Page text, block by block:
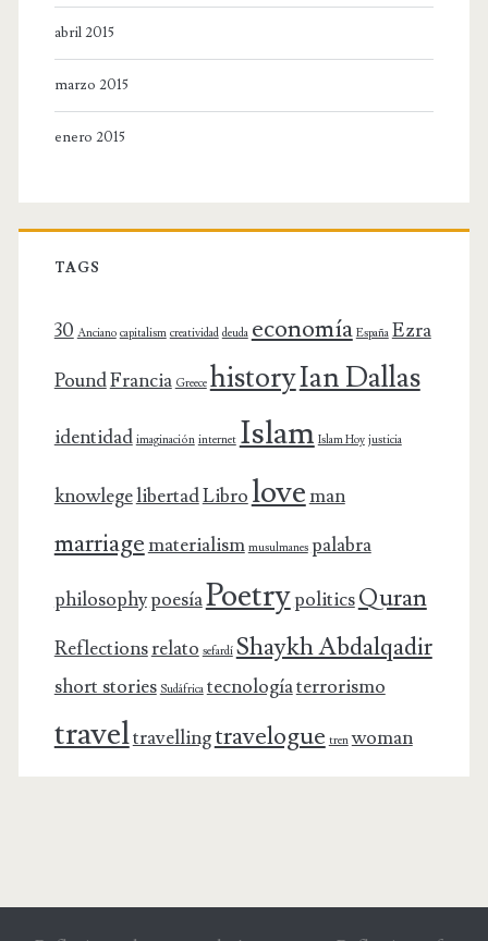
abril 2015
marzo 2015
enero 2015
TAGS
30 Anciano capitalism creatividad deuda economía España Ezra
PoundFrancia Greece historyIan Dallas
identidad imaginación internet Islam Islam Hoy justicia
knowlegelibertadLibrolove man
marriage materialism musulmanes palabra
philosophypoesíaPoetrypoliticsQuran
Reflectionsrelato sefardí Shaykh Abdalqadir
short stories Sudáfrica tecnologíaterrorismo
traveltravellingtravelogue tren woman